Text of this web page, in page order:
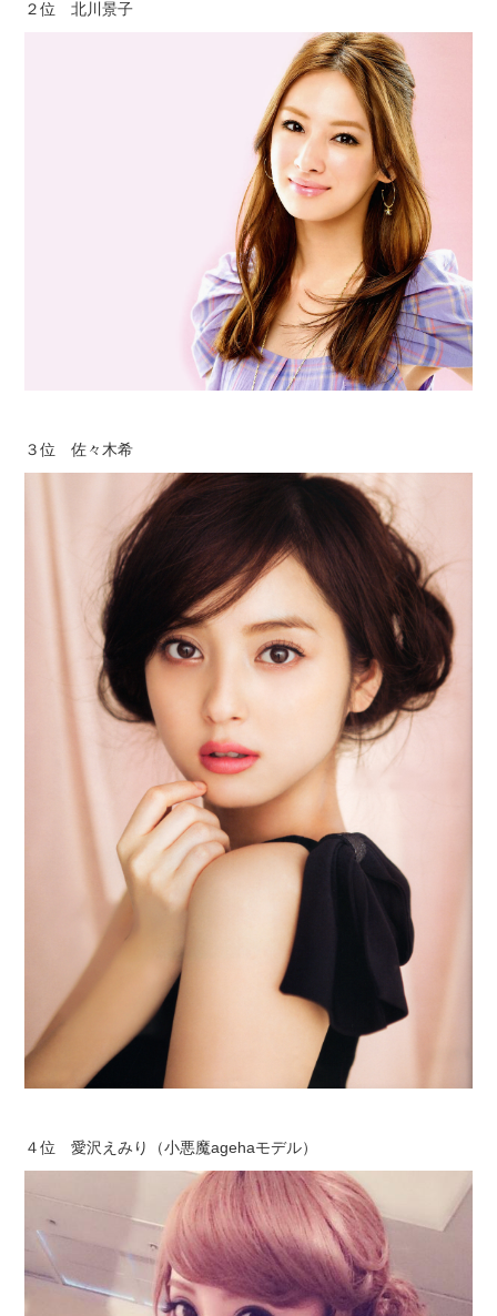
２位 北川景子
３位 佐々木希
４位 愛沢えみり（小悪魔agehaモデル）